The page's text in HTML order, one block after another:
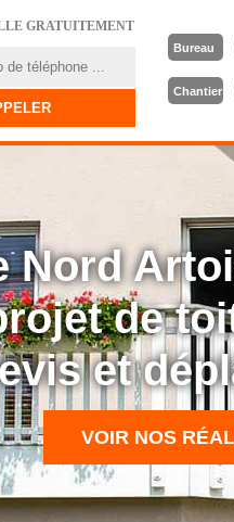
GRATUITEMENT
Bureau
Chantier
Nord
de
et
VOIR NOS